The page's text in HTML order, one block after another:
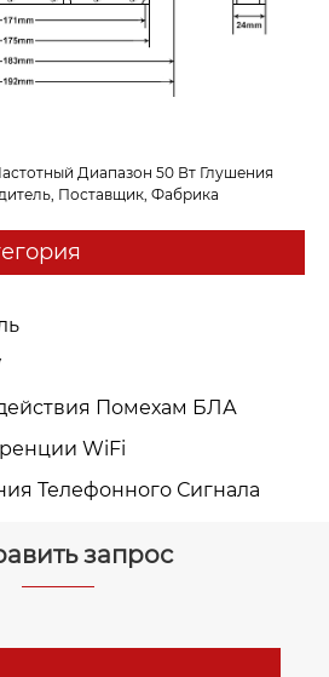
Диапазон 50 Вт Глушения
Поставщик, Фабрика
Помехам БЛА
WiFi
Телефонного Сигнала
запрос